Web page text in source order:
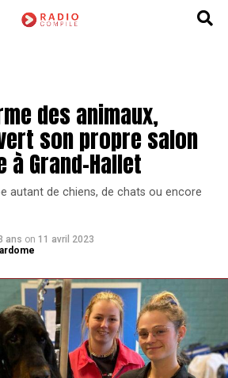
des animaux,
son propre salon
Grand-Hallet
autant de chiens, de chats ou encore
ans on 11 avril 2023